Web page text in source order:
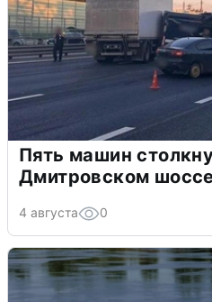
Пять машин
Дмитровском
4 августа 0